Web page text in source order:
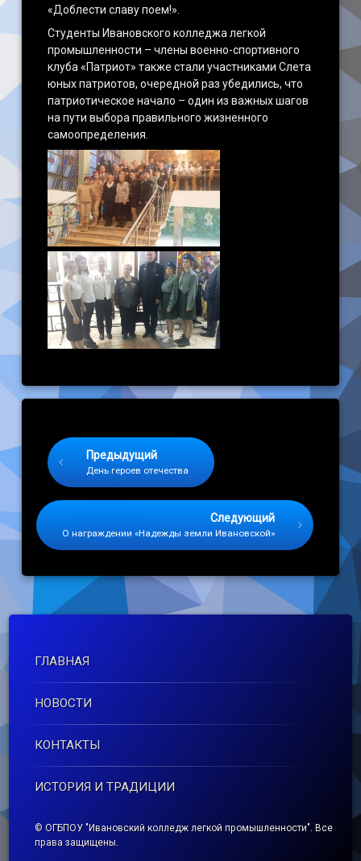
«Доблести славу поем!».
Студенты Ивановского колледжа легкой
промышленности – члены военно-спортивного
клуба «Патриот» также стали участниками Слета
юных патриотов, очередной раз убедились, что
патриотическое начало – один из важных шагов
на пути выбора правильного жизненного
самоопределения.
Предыдущий
День героев отечества
Следующий
О награждении «Надежды земли Ивановской»
ГЛАВНАЯ
НОВОСТИ
КОНТАКТЫ
ИСТОРИЯ И ТРАДИЦИИ
© ОГБПОУ "Ивановский колледж легкой промышленности". Все
права защищены.